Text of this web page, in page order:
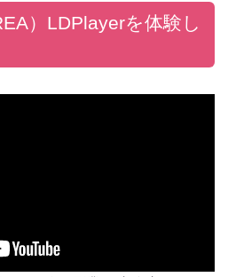
）LDPlayerを体験し